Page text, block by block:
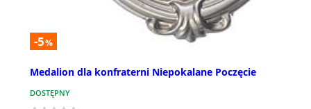
-5%
Medalion dla konfraterni Niepokalane Poczęcie
DOSTĘPNY